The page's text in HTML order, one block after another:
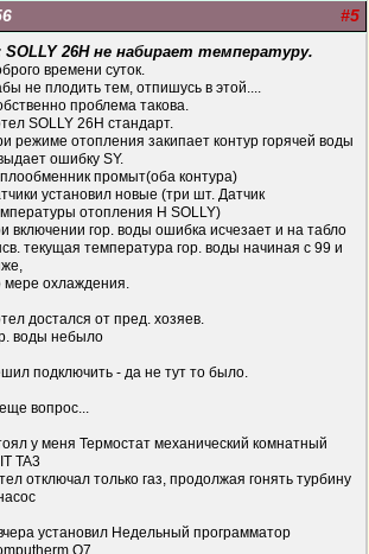
#5
SOLLY 26H не набирает температуру.
времени суток.
не плодить тем, отпишусь в этой....
проблема такова.
SOLLY 26H стандарт.
режиме отопления закипает контур горячей воды
ошибку SY.
промыт(оба контура)
установил новые (три шт. Датчик
отопления H SOLLY)
включении гор. воды ошибка исчезает и на табло
текущая температура гор. воды начиная с 99 и
мере охлаждения.
достался от пред. хозяев.
воды небыло
подключить - да не тут то было.
вопрос...
у меня Термостат механический комнатный
TA3
отключал только газ, продолжая гонять турбину
установил Недельный программатор
Q7